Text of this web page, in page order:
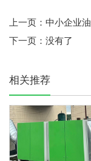
上一页： 中小企业
下一页： 没有了
相关推荐